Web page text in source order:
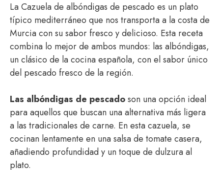
La Cazuela de albóndigas de pescado es un plato
típico mediterráneo que nos transporta a la costa de
Murcia con su sabor fresco y delicioso. Esta receta
combina lo mejor de ambos mundos: las albóndigas,
un clásico de la cocina española, con el sabor único
del pescado fresco de la región.
Las albóndigas de pescadoson una opción ideal
para aquellos que buscan una alternativa más ligera
a las tradicionales de carne. En esta cazuela, se
cocinan lentamente en una salsa de tomate casera,
añadiendo profundidad y un toque de dulzura al
plato.